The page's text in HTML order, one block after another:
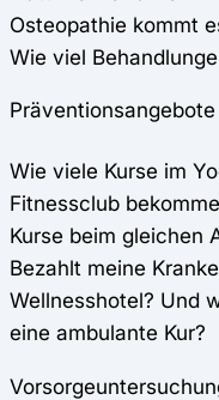
Osteopathie kommt
Wie viel
Wie viele Kurse im
Fitnessclub
Kurse beim gleichen
Bezahlt meine
Wellnesshotel? Und
eine ambulante Kur?